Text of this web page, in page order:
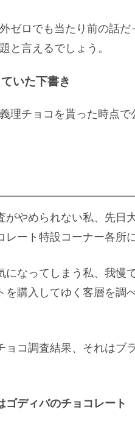
ゼロでも当たり前の話
と言えるでしょう。
いた下書き
理チョコを貰った時点
がやめられない私、先日
ート特設コーナー各所
になってしまう私、我慢
購入してゆく客層を調
コ調査結果、それはブ
ゴディバのチョコレート